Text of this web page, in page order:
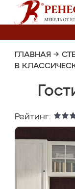
ГЛАВНАЯ →
В
Рейтинг: